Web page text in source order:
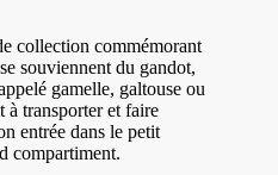
collection commémorant
souviennent du gandot,
gamelle, galtouse ou
à transporter et faire
entrée dans le petit
compartiment.